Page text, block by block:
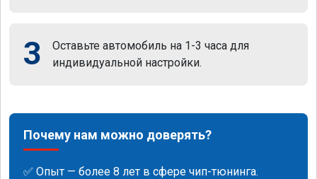
3
Оставьте автомобиль на 1-3 часа для
индивидуальной настройки.
Почему нам можно доверять?
✅ Опыт — более 8 лет в сфере чип-тюнинга.